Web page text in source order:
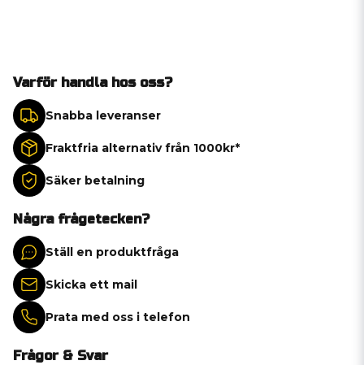
Varför handla hos oss?
Snabba leveranser
Fraktfria alternativ från 1000kr*
Säker betalning
Några frågetecken?
Ställ en produktfråga
Skicka ett mail
Prata med oss i telefon
Frågor & Svar